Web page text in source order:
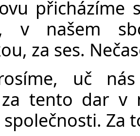
v našem
za ses.
uč
tento dar v
Za